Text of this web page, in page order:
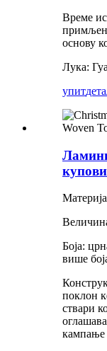
Време
основу
Лука:
упит
Боја:
више
поклон
ствари
кампање